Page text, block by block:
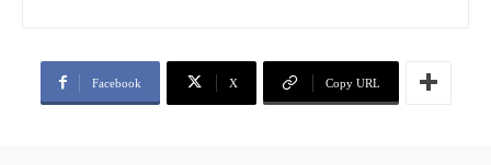
Facebook X Copy URL